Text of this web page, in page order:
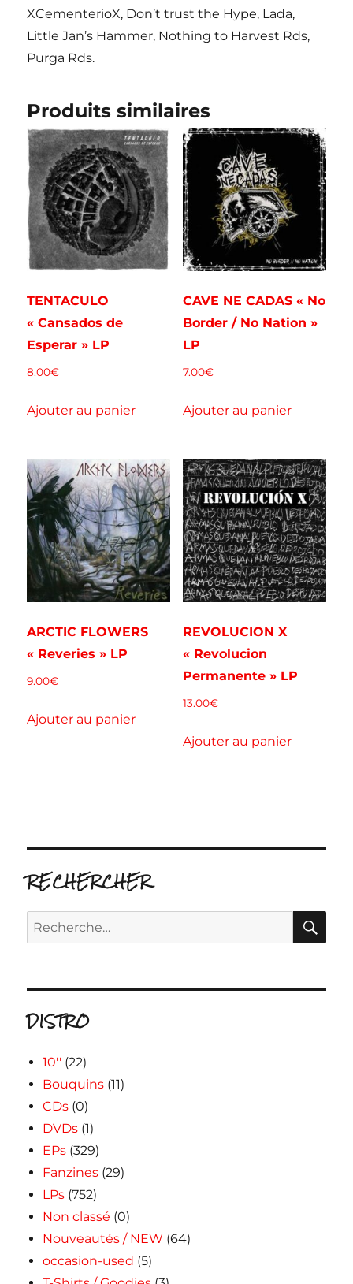
XCementerioX, Don’t trust the Hype, Lada,
Little Jan’s Hammer, Nothing to Harvest Rds,
Purga Rds.
Produits similaires
TENTACULO
« Cansados de
Esperar » LP
8.00€
Ajouter au panier
CAVE NE CADAS « No
Border / No Nation »
LP
7.00€
Ajouter au panier
ARCTIC FLOWERS
« Reveries » LP
9.00€
Ajouter au panier
REVOLUCION X
« Revolucion
Permanente » LP
13.00€
Ajouter au panier
RECHERCHER
Recherche
pour :
DISTRO
10'' (22)
Bouquins (11)
CDs (0)
DVDs (1)
EPs (329)
Fanzines (29)
LPs (752)
Non classé (0)
Nouveautés / NEW (64)
occasion-used (5)